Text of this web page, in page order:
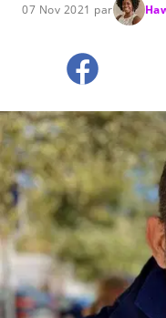
07 Nov 2021 par